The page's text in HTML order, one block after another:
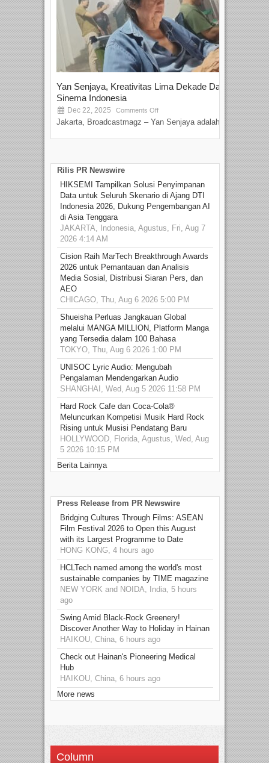
Yan Senjaya, Kreativitas Lima Dekade Dalam
Sinema Indonesia
Dec 22, 2025 Comments Off
Jakarta, Broadcastmagz – Yan Senjaya adalah...
Rilis PR Newswire
HIKSEMI Tampilkan Solusi Penyimpanan
Data untuk Seluruh Skenario di Ajang DTI
Indonesia 2026, Dukung Pengembangan AI
di Asia Tenggara
JAKARTA, Indonesia, Agustus, Fri, Aug 7
2026 4:14 AM
Cision Raih MarTech Breakthrough Awards
2026 untuk Pemantauan dan Analisis
Media Sosial, Distribusi Siaran Pers, dan
AEO
CHICAGO, Thu, Aug 6 2026 5:00 PM
Shueisha Perluas Jangkauan Global
melalui MANGA MILLION, Platform Manga
yang Tersedia dalam 100 Bahasa
TOKYO, Thu, Aug 6 2026 1:00 PM
UNISOC Lyric Audio: Mengubah
Pengalaman Mendengarkan Audio
SHANGHAI, Wed, Aug 5 2026 11:58 PM
Hard Rock Cafe dan Coca-Cola®
Meluncurkan Kompetisi Musik Hard Rock
Rising untuk Musisi Pendatang Baru
HOLLYWOOD, Florida, Agustus, Wed, Aug
5 2026 10:15 PM
Berita Lainnya
Press Release from PR Newswire
Bridging Cultures Through Films: ASEAN
Film Festival 2026 to Open this August
with its Largest Programme to Date
HONG KONG, 4 hours ago
HCLTech named among the world's most
sustainable companies by TIME magazine
NEW YORK and NOIDA, India, 5 hours
ago
Swing Amid Black‑Rock Greenery!
Discover Another Way to Holiday in Hainan
HAIKOU, China, 6 hours ago
Check out Hainan's Pioneering Medical
Hub
HAIKOU, China, 6 hours ago
More news
Column